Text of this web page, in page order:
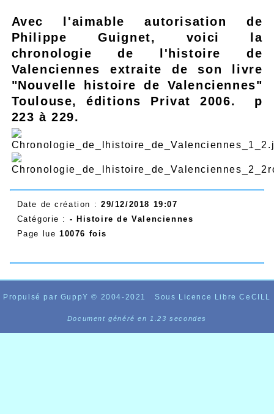
Avec l'aimable autorisation de
Philippe Guignet, voici la
chronologie de l'histoire de
Valenciennes extraite de son livre
"Nouvelle histoire de Valenciennes"
Toulouse, éditions Privat 2006. p
223 à 229.
Date de création : 29/12/2018 19:07
Catégorie : - Histoire de Valenciennes
Page lue 10076 fois
Propulsé par GuppY© 2004-2021 Sous Licence Libre CeCILL
Document généré en 1.23 secondes